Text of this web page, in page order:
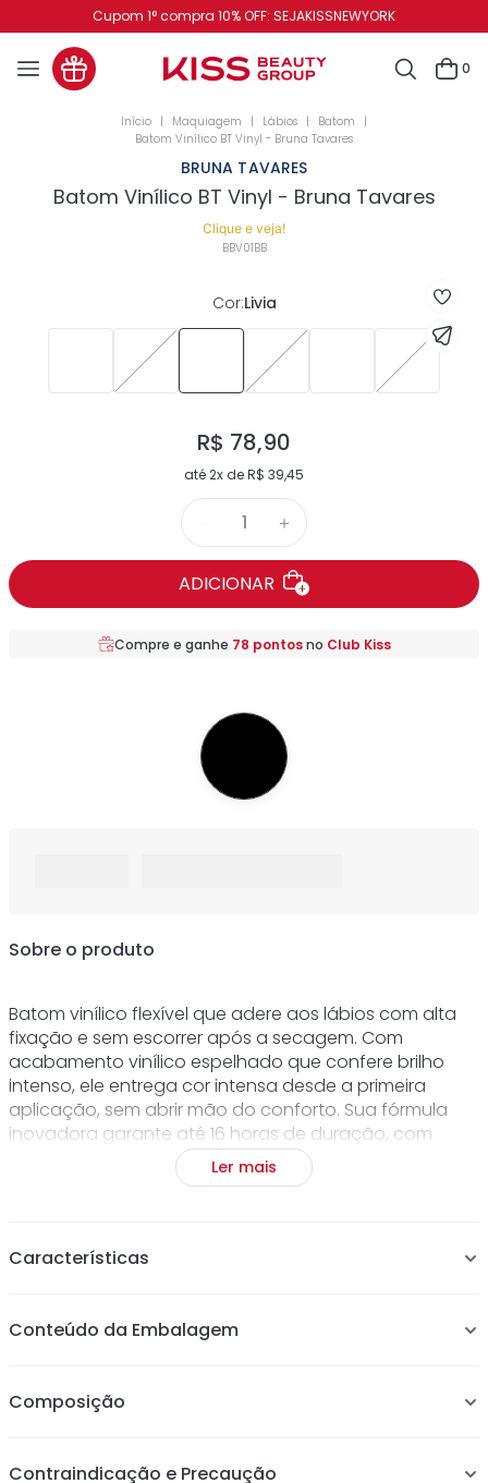
Cupom 1° compra 10% OFF: SEJAKISSNEWYORK
0
Maquiagem Lábios
Batom
Batom Vinílico BT Vinyl - Bruna Tavares
BRUNA TAVARES
Batom Vinílico BT Vinyl - Bruna Tavares
Clique e veja!
BBV01BB
Cor:Livia
R$ 78,90
até2x deR$ 39,45
＋
ADICIONAR
Compre e ganhe 78 pontosno Club Kiss
Sobre o produto
Batom vinílico flexível que adere aos lábios com alta
fixação e sem escorrer após a secagem. Com
acabamento vinílico espelhado que confere brilho
intenso, ele entrega cor intensa desde a primeira
aplicação, sem abrir mão do conforto. Sua fórmula
inovadora garante até 16 horas de duração, com
textura leve e sensorial de segunda pele.
Ler mais
Características
Até 16 horas de duração
Niacinamida e Esqualano Vegetal
Proporciona sensação hidratante de segunda pele.
lábios sensíveis
Conteúdo da Embalagem
Composição
Contraindicação e Precaução